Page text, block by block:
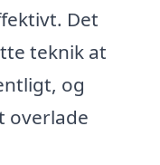
Det
teknik at
og
overlade